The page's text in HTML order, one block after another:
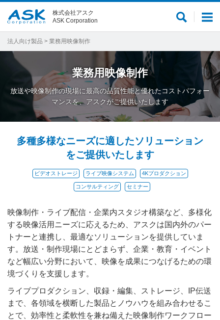
メ
ー
サ
内
株式会社アスク
ASK Corporation
法人向け製品 > 業務用映像制作
業務用映像制作
放送や映像制作の現場に最高の品質性能と優れたコストパフォー
マンスを、アスクがご提供いたします
多種多様なニーズに適したソリューション
をご提供いたします
ビデオストレージ ライブ映像システム 4Kプロダクション
コンサルティング セミナー
映像制作・ライブ配信・企業内スタジオ構築など、多様化
する映像活用ニーズに応えるため、アスクは国内外のパー
トナーと連携し、最適なソリューションを提供していま
す。放送・制作現場にとどまらず、企業・教育・イベント
など幅広い分野において、映像を成果につなげるための環
境づくりを支援します。
ライブプロダクション、収録・編集、ストレージ、IP伝送
まで、各領域を横断した製品とノウハウを組み合わせるこ
とで、効率性と柔軟性を兼ね備えた映像制作ワークフロー